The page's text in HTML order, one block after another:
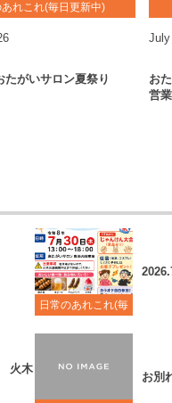
あれこれ(毎日更新中)
たがいサロン夏祭り
July
お
営
日常のあれこれ(毎
火木
お別